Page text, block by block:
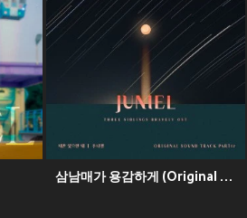
삼남매가 용감하게 (Original Soundtrack), Pt.12